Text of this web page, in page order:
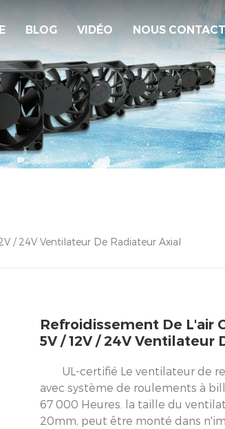
BLOG VIDÉO NOUS
/ 24V Ventilateur De Radiateur Axial
Refroidissement De L'air
5V / 12V / 24V Ventilateur
UL-certifié Le ventilateur de
avec système de roulements à
67 000 Heures. la taille du
20mm, peut être monté dans